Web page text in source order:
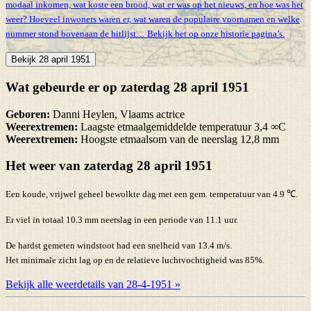
modaal inkomen, wat koste een brood, wat er was op het nieuws, en hoe was het
weer? Hoeveel inwoners waren er, wat waren de populaire voornamen en welke
nummer stond bovenaan de hitlijst… Bekijk het op onze historie pagina’s.
Bekijk 28 april 1951
Wat gebeurde er op zaterdag 28 april 1951
Geboren: Danni Heylen, Vlaams actrice
Weerextremen: Laagste etmaalgemiddelde temperatuur 3,4 ∞C
Weerextremen: Hoogste etmaalsom van de neerslag 12,8 mm
Het weer van zaterdag 28 april 1951
Een koude, vrijwel geheel bewolkte dag met een gem. temperatuur van 4.9 ℃.
Er viel in totaal 10.3 mm neerslag in een periode van 11.1 uur.
De hardst gemeten windstoot had een snelheid van 13.4 m/s.
Het minimale zicht lag op en de relatieve luchtvochtigheid was 85%.
Bekijk alle weerdetails van 28-4-1951 »